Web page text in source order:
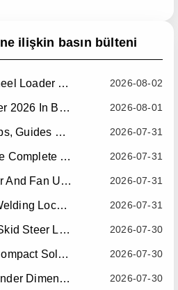
ilişkin basın bülteni
2026-08-02
China Leading Mini Wheel Loader Supplier: Reliable Compact Wheel Loaders For Global Markets
2026-08-01
Meet RIPPA At Expointer 2026 In Brazil
2026-07-31
Wheel Loader Blog | Tips, Guides & Attachments
2026-07-31
Wheel Loader Blog: The Complete Guide To Wheel Loaders For Construction, Agriculture, And Material Handling
2026-07-31
RIPPA RS06-3 Radiator And Fan Upgrade — Effective July 10, 2026
2026-07-31
RIPPA RS06-3 Boom Welding Locating Bar Optimization — Effective July 15, 2026
2026-07-30
Mini Wheel Loader Vs Skid Steer Loader: Which Compact Machine Is Better For Your Business?
2026-07-30
Mini Wheel Loader: A Compact Solution For Efficient Material Handling
2026-07-30
RIPPA R10 Bucket Cylinder Dimension Optimization — Effective July 15, 2026